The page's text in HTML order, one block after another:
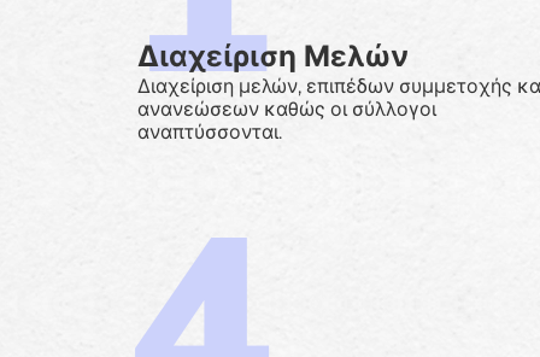
Διαχείριση Μελών
Διαχείριση μελών, επιπέδων συμμετοχής
ανανεώσεων καθώς οι σύλλογοι
αναπτύσσονται.